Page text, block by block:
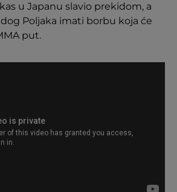
u Japanu slavio prekidom, a
Poljaka imati borbu koja će
put.